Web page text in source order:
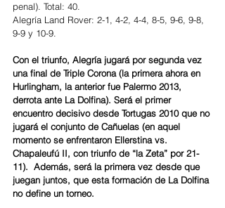
penal). Total: 40.
Alegría Land Rover: 2-1, 4-2, 4-4, 8-5, 9-6, 9-8,
9-9 y 10-9.
Con el triunfo, Alegría jugará por segunda vez
una final de Triple Corona (la primera ahora en
Hurlingham, la anterior fue Palermo 2013,
derrota ante La Dolfina). Será el primer
encuentro decisivo desde Tortugas 2010 que no
jugará el conjunto de Cañuelas (en aquel
momento se enfrentaron Ellerstina vs.
Chapaleufú II, con triunfo de “la Zeta” por 21-
11).  Además, será la primera vez desde que
juegan juntos, que esta formación de La Dolfina
no define un torneo.